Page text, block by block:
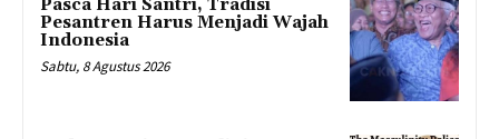
Pasca Hari Santri, Tradisi
Pesantren Harus Menjadi Wajah
Indonesia
Sabtu, 8 Agustus 2026